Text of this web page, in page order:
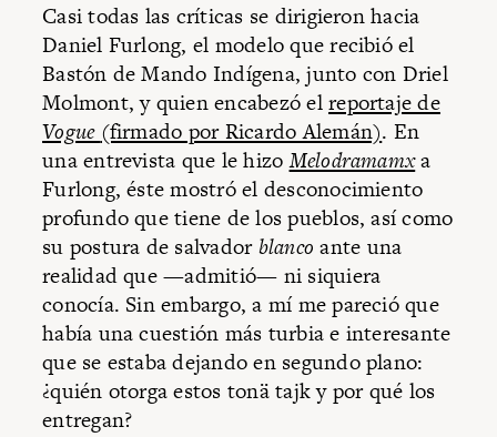
Casi todas las críticas se dirigieron hacia
Daniel Furlong, el modelo que recibió el
Bastón de Mando Indígena, junto con Driel
Molmont, y quien encabezó elreportaje de
Vogue (firmado por Ricardo Alemán). En
una entrevista que le hizoMelodramamxa
Furlong, éste mostró el desconocimiento
profundo que tiene de los pueblos, así como
su postura de salvadorblanco ante una
realidad que —admitió— ni siquiera
conocía. Sin embargo, a mí me pareció que
había una cuestión más turbia e interesante
que se estaba dejando en segundo plano:
¿quién otorga estos tonä tajk y por qué los
entregan?